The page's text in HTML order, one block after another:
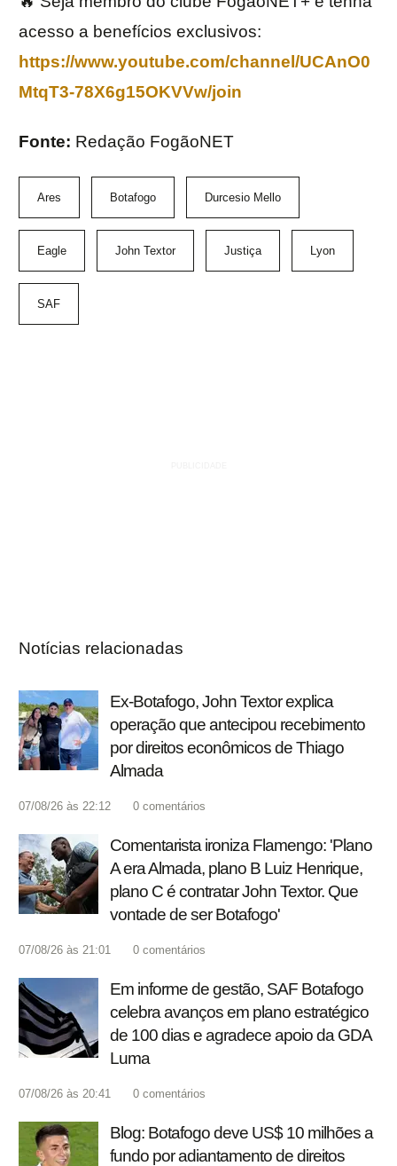
acesso a benefícios exclusivos:
https://www.youtube.com/channel/UCAnO0
MtqT3-78X6g15OKVVw/join
Fonte: Redação FogãoNET
Ares Botafogo Durcesio Mello
Eagle John Textor Justiça Lyon
SAF
Notícias relacionadas
Ex-Botafogo, John Textor explica
operação que antecipou recebimento
por direitos econômicos de Thiago
Almada
07/08/26 às 22:12 0 comentários
Comentarista ironiza Flamengo: 'Plano
A era Almada, plano B Luiz Henrique,
plano C é contratar John Textor. Que
vontade de ser Botafogo'
07/08/26 às 21:01 0 comentários
Em informe de gestão, SAF Botafogo
celebra avanços em plano estratégico
de 100 dias e agradece apoio da GDA
Luma
07/08/26 às 20:41 0 comentários
Blog: Botafogo deve US$ 10 milhões a
fundo por adiantamento de direitos